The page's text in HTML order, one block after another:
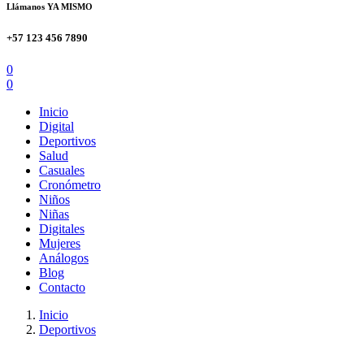
Llámanos YA MISMO
+57 123 456 7890
0
0
Inicio
Digital
Deportivos
Salud
Casuales
Cronómetro
Niños
Niñas
Digitales
Mujeres
Análogos
Blog
Contacto
Inicio
Deportivos